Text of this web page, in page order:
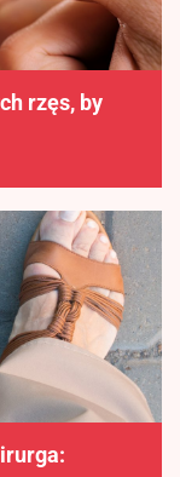
rzęs, by